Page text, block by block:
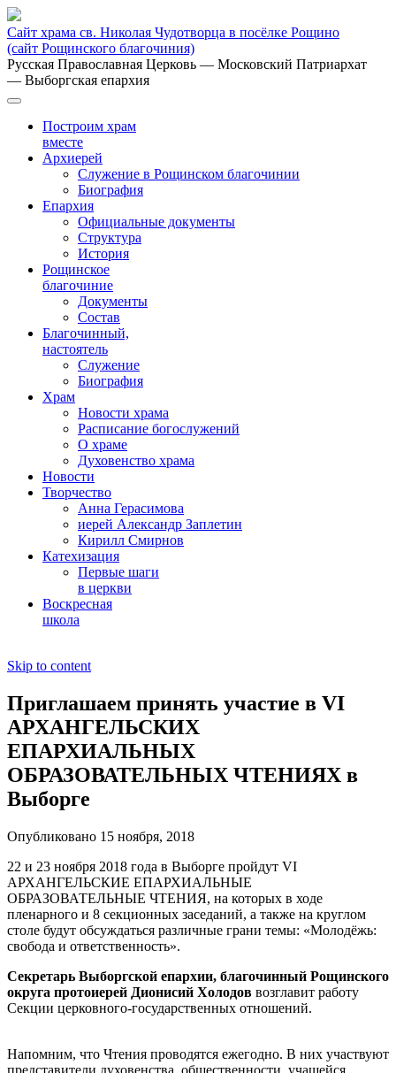
Сайт храма св. Николая Чудотворца в посёлке Рощино
(сайт Рощинского благочиния)
Русская Православная Церковь — Московский Патриархат
— Выборгская епархия
Построим храм
вместе
Архиерей
Служение в Рощинском благочинии
Биография
Епархия
Официальные документы
Структура
История
Рощинское
благочиние
Документы
Состав
Благочинный,
настоятель
Служение
Биография
Храм
Новости храма
Расписание богослужений
О храме
Духовенство храма
Новости
Творчество
Анна Герасимова
иерей Александр Заплетин
Кирилл Смирнов
Катехизация
Первые шаги
в церкви
Воскресная
школа
Skip to content
Приглашаем принять участие в VI
АРХАНГЕЛЬСКИХ
ЕПАРХИАЛЬНЫХ
ОБРАЗОВАТЕЛЬНЫХ ЧТЕНИЯХ в
Выборге
Опубликовано 15 ноября, 2018
22 и 23 ноября 2018 года в Выборге пройдут VI
АРХАНГЕЛЬСКИЕ ЕПАРХИАЛЬНЫЕ
ОБРАЗОВАТЕЛЬНЫЕ ЧТЕНИЯ, на которых в ходе
пленарного и 8 секционных заседаний, а также на круглом
столе будут обсуждаться различные грани темы: «Молодёжь:
свобода и ответственность».
Секретарь Выборгской епархии, благочинный Рощинского
округа протоиерей Дионисий Холодов возглавит работу
Секции церковного-государственных отношений.
Напомним, что Чтения проводятся ежегодно. В них участвуют
представители духовенства, общественности, учащейся